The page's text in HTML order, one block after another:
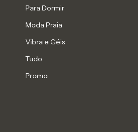
Para Dormir
Moda Praia
Vibra e Géis
Tudo
Promo